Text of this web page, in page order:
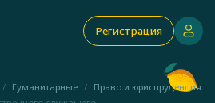
Регистрация
Гуманитарные
Право и юриспруденция